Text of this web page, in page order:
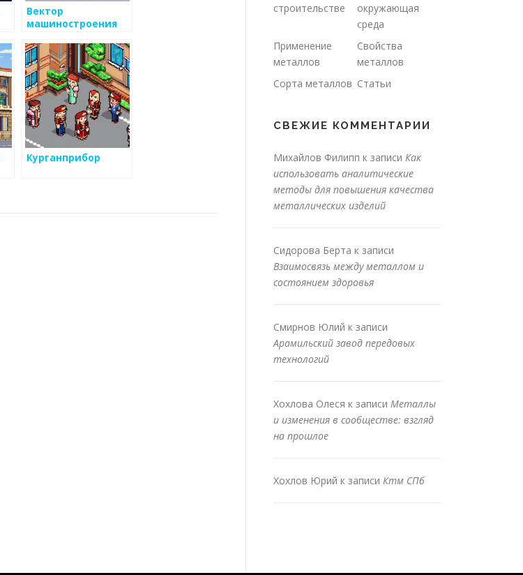
Вектор
машиностроения
Курганприбор
строительстве
окружающая
среда
Применение
металлов
Свойства
металлов
Сорта металлов Статьи
СВЕЖИЕ КОММЕНТАРИИ
Михайлов Филипп к записи Как
использовать аналитические
методы для повышения качества
металлических изделий
Сидорова Берта к записи
Взаимосвязь между металлом и
состоянием здоровья
Смирнов Юлий к записи
Арамильский завод передовых
технологий
Хохлова Олеся к записи Металлы
и изменения в сообществе: взгляд
на прошлое
Хохлов Юрий к записи Ктм СПб